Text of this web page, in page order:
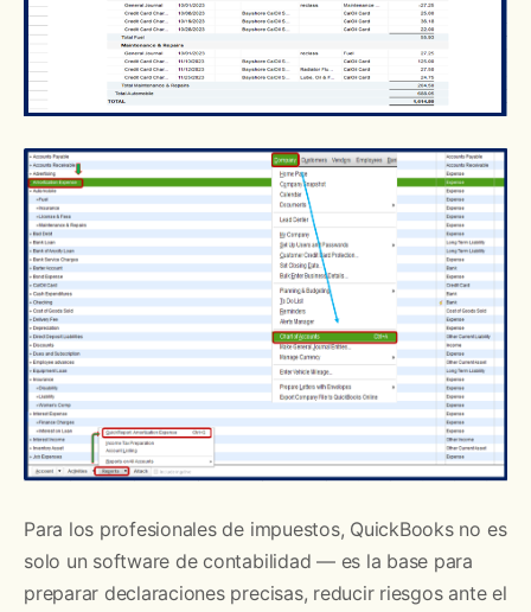
Para los profesionales de impuestos, QuickBooks no es
solo un software de contabilidad — es la base para
preparar declaraciones precisas, reducir riesgos ante el